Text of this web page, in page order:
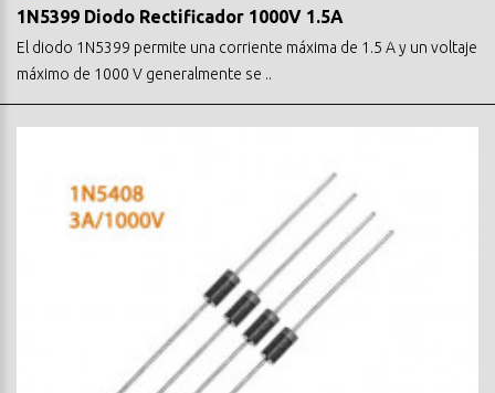
1N5399 Diodo Rectificador 1000V 1.5A
El diodo 1N5399 permite una corriente máxima de 1.5 A y un voltaje
máximo de 1000 V generalmente se ..